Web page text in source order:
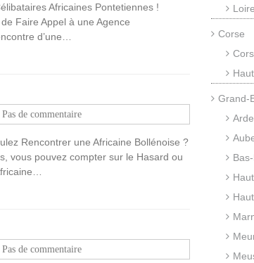
Africaines Pontetiennes !
Faire Appel à une Agence
d’une…
Pas de commentaire
Rencontrer une Africaine Bollénoise ?
vous pouvez compter sur le Hasard ou
Pas de commentaire
Corse
Grand-